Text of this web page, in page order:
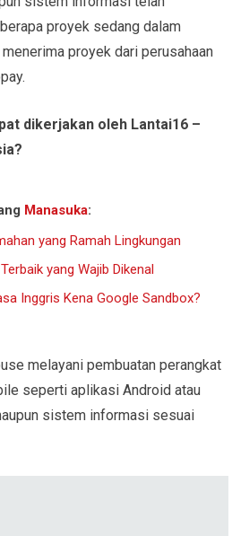
proyek sedang dalam
proyek dari perusahaan
dikerjakan oleh Lantai16 –
Manasuka:
yang Ramah Lingkungan
yang Wajib Dikenal
Inggris Kena Google Sandbox?
melayani pembuatan perangkat
seperti aplikasi Android atau
sistem informasi sesuai